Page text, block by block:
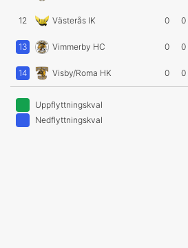
12 Västerås IK 0 0
13 Vimmerby HC 0 0
14 Visby/Roma HK 0 0
Uppflyttningskval
Nedflyttningskval